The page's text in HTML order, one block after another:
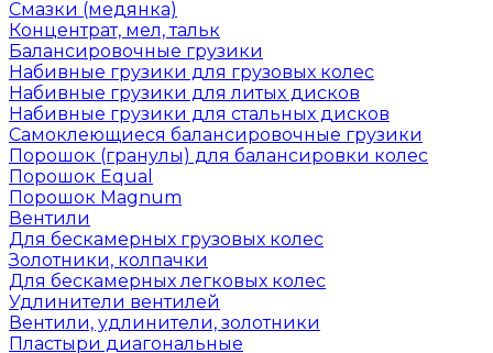
Смазки (медянка)
Концентрат, мел, тальк
Балансировочные грузики
Набивные грузики для грузовых колес
Набивные грузики для литых дисков
Набивные грузики для стальных дисков
Самоклеющиеся балансировочные грузики
Порошок (гранулы) для балансировки колес
Порошок Equal
Порошок Magnum
Вентили
Для бескамерных грузовых колес
Золотники, колпачки
Для бескамерных легковых колес
Удлинители вентилей
Вентили, удлинители, золотники
Пластыри диагональные